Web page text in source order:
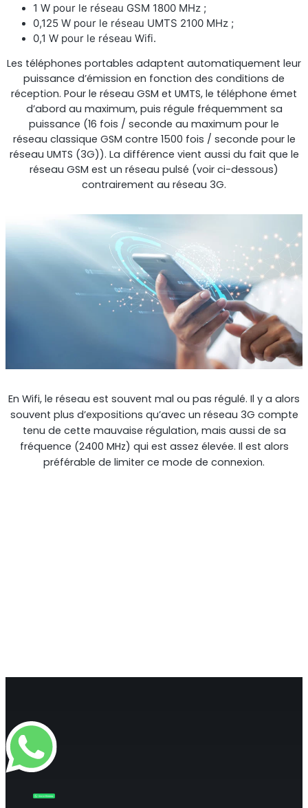
Analyseur professionnel de signaux
Moniteur de bruit du signal de liaison montante.
Octo Repeater
Royaume-Uni et Irlande. Répéteur commercial
Amélioration du signal cellulaire vers le routeur.
1 W pour le réseau GSM 1800 MHz ;
0,125 W pour le réseau UMTS 2100 MHz ;
0,1 W pour le réseau Wifi.
Les téléphones portables adaptent automatiquement leur
puissance d’émission en fonction des conditions de
réception. Pour le réseau GSM et UMTS, le téléphone émet
d’abord au maximum, puis régule fréquemment sa
puissance (16 fois / seconde au maximum pour le
réseau classique GSM contre 1500 fois / seconde pour le
réseau UMTS (3G)). La différence vient aussi du fait que le
réseau GSM est un réseau pulsé (voir ci-dessous)
contrairement au réseau 3G.
En Wifi, le réseau est souvent mal ou pas régulé. Il y a alors
souvent plus d’expositions qu’avec un réseau 3G compte
tenu de cette mauvaise régulation, mais aussi de sa
fréquence (2400 MHz) qui est assez élevée. Il est alors
préférable de limiter ce mode de connexion.